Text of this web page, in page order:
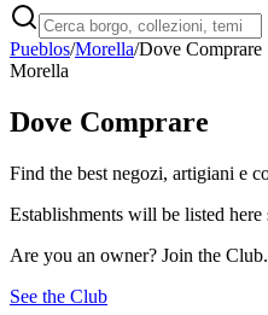
Pueblos/Morella/Dove Comprare
Morella
Dove Comprare
Find the best negozi, artigiani e
Establishments will be listed here
Are you an owner? Join the Club.
See the Club